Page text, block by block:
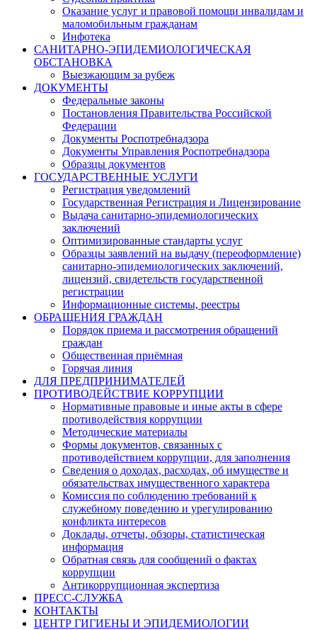
Оказание услуг и правовой помощи инвалидам и
маломобильным гражданам
Инфотека
САНИТАРНО-ЭПИДЕМИОЛОГИЧЕСКАЯ
ОБСТАНОВКА
Выезжающим за рубеж
ДОКУМЕНТЫ
Федеральные законы
Постановления Правительства Российской
Федерации
Документы Роспотребнадзора
Документы Управления Роспотребнадзора
Образцы документов
ГОСУДАРСТВЕННЫЕ УСЛУГИ
Регистрация уведомлений
Государственная Регистрация и Лицензирование
Выдача санитарно-эпидемиологических
заключений
Оптимизированные стандарты услуг
Образцы заявлений на выдачу (переоформление)
санитарно-эпидемиологических заключений,
лицензий, свидетельств государственной
регистрации
Информационные системы, реестры
ОБРАЩЕНИЯ ГРАЖДАН
Порядок приема и рассмотрения обращений
граждан
Общественная приёмная
Горячая линия
ДЛЯ ПРЕДПРИНИМАТЕЛЕЙ
ПРОТИВОДЕЙСТВИЕ КОРРУПЦИИ
Нормативные правовые и иные акты в сфере
противодействия коррупции
Методические материалы
Формы документов, связанных с
противодействием коррупции, для заполнения
Сведения о доходах, расходах, об имуществе и
обязательствах имущественного характера
Комиссия по соблюдению требований к
служебному поведению и урегулированию
конфликта интересов
Доклады, отчеты, обзоры, статистическая
информация
Обратная связь для сообщений о фактах
коррупции
Антикоррупционная экспертиза
ПРЕСС-СЛУЖБА
КОНТАКТЫ
ЦЕНТР ГИГИЕНЫ И ЭПИДЕМИОЛОГИИ